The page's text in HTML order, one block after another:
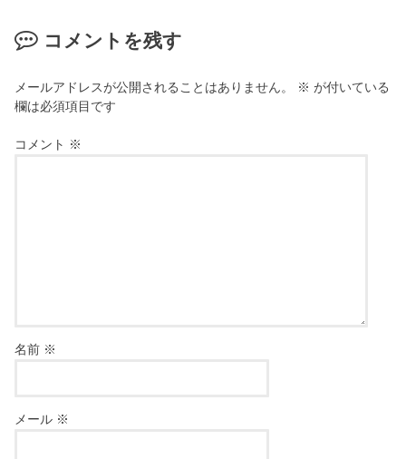
コメントを残す
メールアドレスが公開されることはありません。 ※ が付いている
欄は必須項目です
コメント ※
名前 ※
メール ※